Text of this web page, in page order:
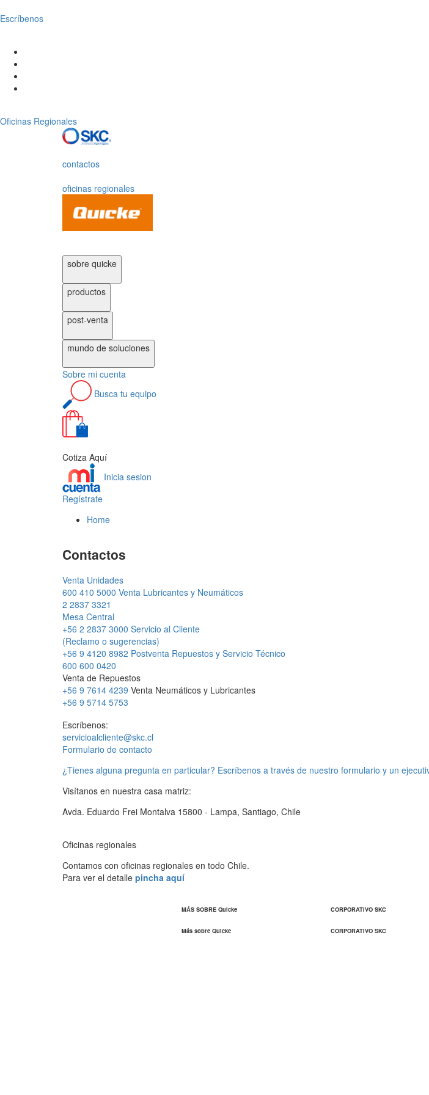
Escríbenos
Oficinas Regionales
contactos
oficinas regionales
sobre quicke
productos
post-venta
mundo de soluciones
Sobre mi cuenta
Busca tu equipo
Cotiza Aquí
Inicia sesion
Regístrate
Home
Contactos
Venta Unidades
600 410 5000 Venta Lubricantes y Neumáticos
2 2837 3321
Mesa Central
+56 2 2837 3000 Servicio al Cliente
(Reclamo o sugerencias)
+56 9 4120 8982 Postventa Repuestos y Servicio Técnico
600 600 0420
Venta de Repuestos
+56 9 7614 4239 Venta Neumáticos y Lubricantes
+56 9 5714 5753
Escríbenos:
servicioalcliente@skc.cl
Formulario de contacto
¿Tienes alguna pregunta en particular? Escríbenos a través de nuestro formulario y un
Visítanos en nuestra casa matriz:
Avda. Eduardo Frei Montalva 15800 - Lampa, Santiago, Chile
Oficinas regionales
Contamos con oficinas regionales en todo Chile.
Para ver el detalle pincha aquí
MÁS SOBRE Quicke
Más sobre Quicke
CORPORATIVO SKC
CORPORATIVO SKC